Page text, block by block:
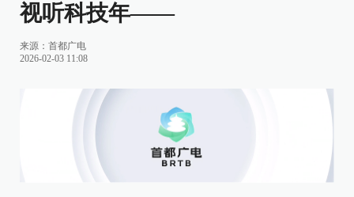
视听科技年——
来源： 首都广电
2026-02-03 11:08